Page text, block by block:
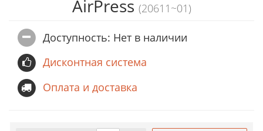
AirPress (20611~01)
Доступность: Нет в наличии
Дисконтная система
Оплата и доставка